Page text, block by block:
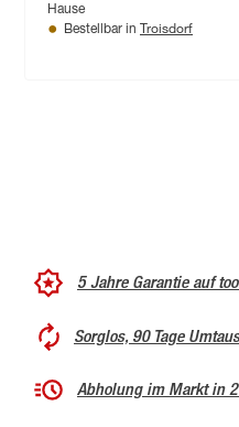
Hause
Bestellbar in Troisdorf
5 Jahre Garantie auf
Sorglos, 90 Tage
Abholung im Markt in